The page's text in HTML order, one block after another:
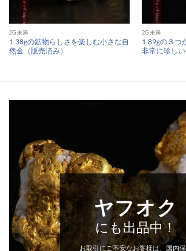
2G未満
1.38gの鉱物らしさを楽しむ小さな自
然金（販売済み）
2G未満
1.89gの３つ
非常に珍しい
ヤフオク
にも出品中！
お取引にご不安なお客様は、国内